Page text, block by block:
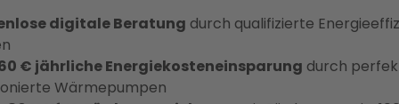
digitale Beratung durch qualifizierte
€ jährliche Energiekosteneinsparung durch
Wärmepumpen